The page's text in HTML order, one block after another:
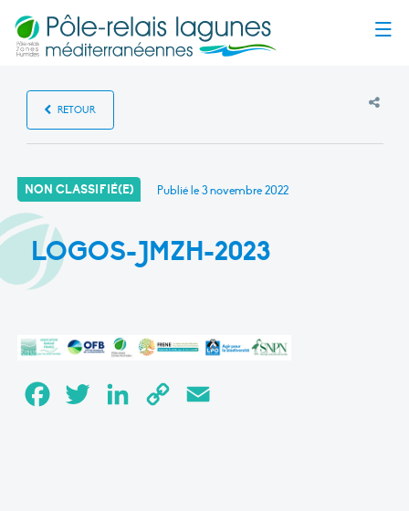
RETOUR
NON CLASSIFIÉ(E) Publié le3 novembre 2022
LOGOS-JMZH-2023
FacebookTwitter LinkedInCopy